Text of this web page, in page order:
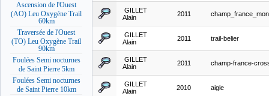
Ascension de l'Ouest
(AO) Leu Oxygène Trail
60km
Traversée de l'Ouest
(TO) Leu Oxygène Trail
90km
Foulées Semi nocturnes
de Saint Pierre 5km
Foulées Semi nocturnes
de Saint Pierre 10km
GILLET
Alain
2011
GILLET
Alain
2011 trail-belier
GILLET
Alain
2011 champ-france-
GILLET
Alain
2010 aigle